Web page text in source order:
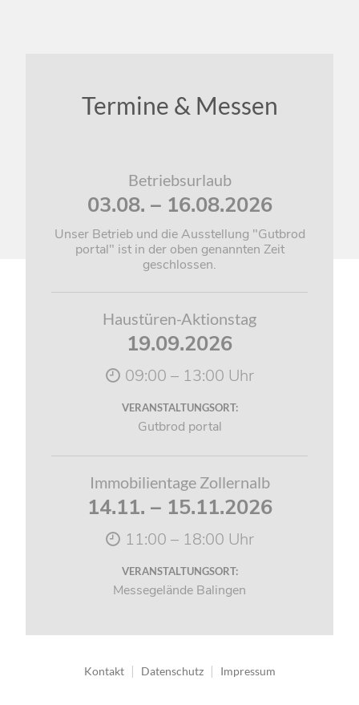
Termine & Messen
Betriebsurlaub
03.08. – 16.08.2026
Unser Betrieb und die Ausstellung "Gutbrod
portal" ist in der oben genannten Zeit
geschlossen.
Haustüren-Aktionstag
19.09.2026
09:00 – 13:00 Uhr
VERANSTALTUNGSORT:
Gutbrod portal
Immobilientage Zollernalb
14.11. – 15.11.2026
11:00 – 18:00 Uhr
VERANSTALTUNGSORT:
Messegelände Balingen
Navigation
Kontakt Datenschutz Impressum